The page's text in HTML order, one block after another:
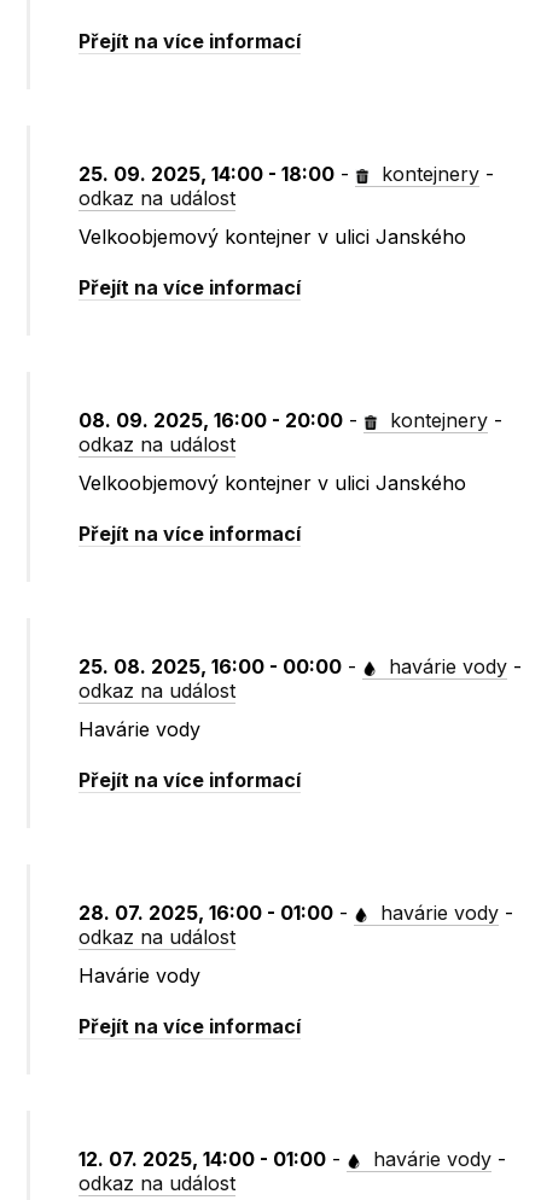
Přejít na více informací
25. 09. 2025, 14:00 - 18:00 - kontejnery -
odkaz na událost
Velkoobjemový kontejner v ulici Janského
Přejít na více informací
08. 09. 2025, 16:00 - 20:00 - kontejnery -
odkaz na událost
Velkoobjemový kontejner v ulici Janského
Přejít na více informací
25. 08. 2025, 16:00 - 00:00 - havárie vody -
odkaz na událost
Havárie vody
Přejít na více informací
28. 07. 2025, 16:00 - 01:00 - havárie vody -
odkaz na událost
Havárie vody
Přejít na více informací
12. 07. 2025, 14:00 - 01:00 - havárie vody -
odkaz na událost